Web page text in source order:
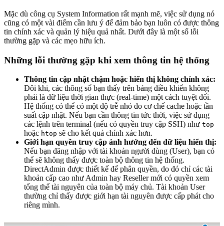
Mặc dù công cụ System Information rất mạnh mẽ, việc sử dụng nó
cũng có một vài điểm cần lưu ý để đảm bảo bạn luôn có được thông
tin chính xác và quản lý hiệu quả nhất. Dưới đây là một số lỗi
thường gặp và các mẹo hữu ích.
Những lỗi thường gặp khi xem thông tin hệ thống
Thông tin cập nhật chậm hoặc hiển thị không chính xác:
Đôi khi, các thông số bạn thấy trên bảng điều khiển không
phải là dữ liệu thời gian thực (real-time) một cách tuyệt đối.
Hệ thống có thể có một độ trễ nhỏ do cơ chế cache hoặc tần
suất cập nhật. Nếu bạn cần thông tin tức thời, việc sử dụng
các lệnh trên terminal (nếu có quyền truy cập SSH) như top
hoặc htop sẽ cho kết quả chính xác hơn.
Giới hạn quyền truy cập ảnh hưởng đến dữ liệu hiển thị:
Nếu bạn đăng nhập với tài khoản người dùng (User), bạn có
thể sẽ không thấy được toàn bộ thông tin hệ thống.
DirectAdmin được thiết kế để phân quyền, do đó chỉ các tài
khoản cấp cao như Admin hay Reseller mới có quyền xem
tổng thể tài nguyên của toàn bộ máy chủ. Tài khoản User
thường chỉ thấy được giới hạn tài nguyên được cấp phát cho
riêng mình.